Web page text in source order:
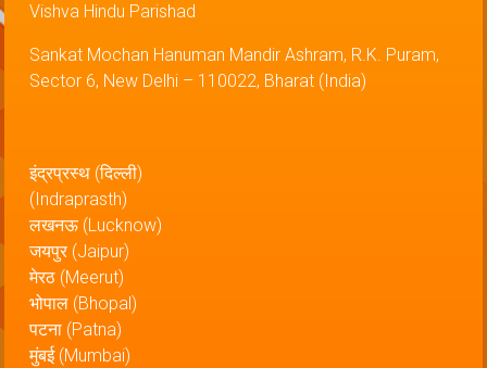
Vishva Hindu Parishad
Sankat Mochan Hanuman Mandir Ashram, R.K. Puram,
Sector 6, New Delhi – 110022, Bharat (India)
इंद्रप्रस्थ (दिल्ली)
(Indraprasth)
लखनऊ (Lucknow)
जयपुर (Jaipur)
मेरठ (Meerut)
भोपाल (Bhopal)
पटना (Patna)
मुंबई (Mumbai)